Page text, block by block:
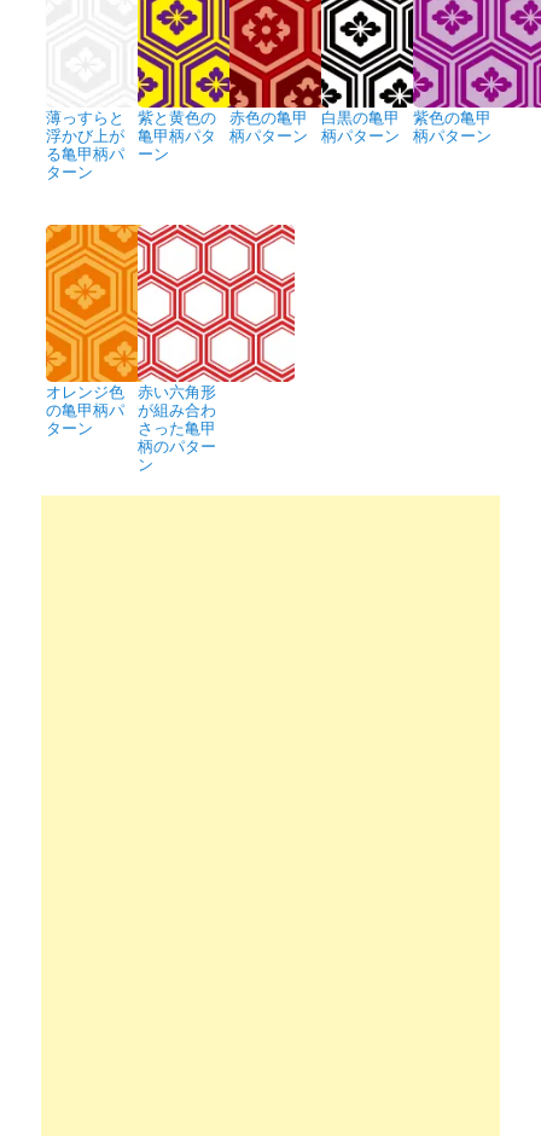
薄っすらと
浮かび上が
る亀甲柄パ
ターン
紫と黄色の
亀甲柄パタ
ーン
赤色の亀甲
柄パターン
白黒の亀甲
柄パターン
紫色の亀甲
柄パターン
オレンジ色
の亀甲柄パ
ターン
赤い六角形
が組み合わ
さった亀甲
柄のパター
ン